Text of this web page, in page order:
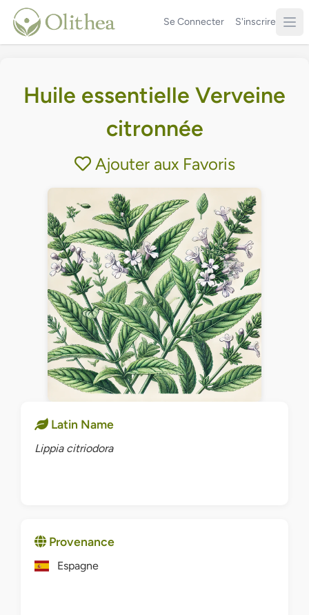
Se Connecter S'inscrire
Huile essentielle Verveine
citronnée
Ajouter aux Favoris
Latin Name
Lippia citriodora
Provenance
Espagne